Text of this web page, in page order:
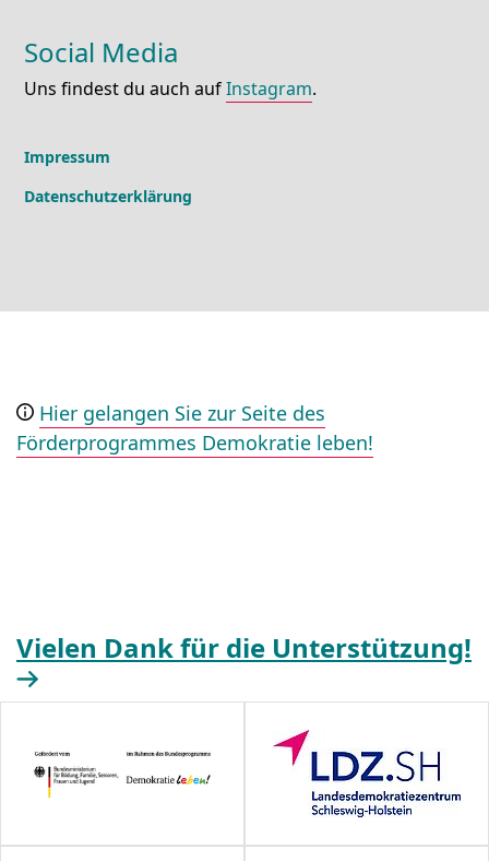
Social Media
Uns findest du auch aufInstagram.
Impressum
Datenschutzerklärung
Hier gelangen Sie zur Seite des
Förderprogrammes Demokratie leben!
Vielen Dank für die Unterstützung!